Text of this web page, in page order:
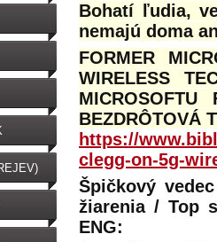
Bohatí ľudia,
nemajú doma
FORMER
WIRELESS
MICROSOFTU
BEZDRÔTOVÁ
https://
clegg-on-5g-
Špičkový
žiarenia / Top
ENG: